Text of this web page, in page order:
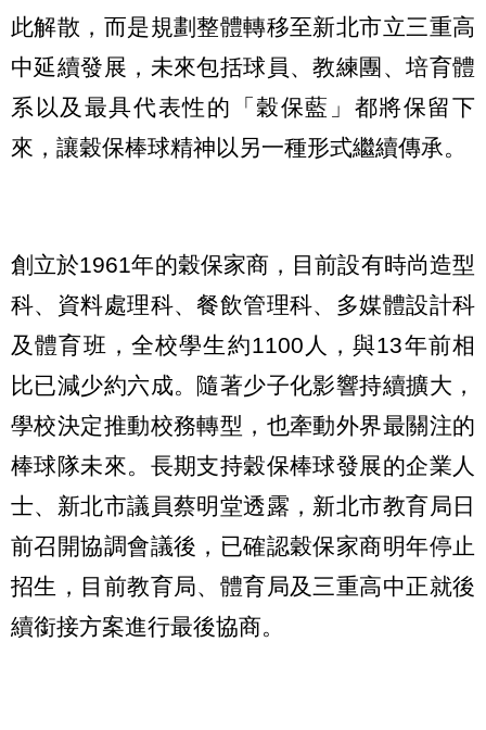
此解散，而是規劃整體轉移至新北市立三重高
中延續發展，未來包括球員、教練團、培育體
系以及最具代表性的「穀保藍」都將保留下
來，讓穀保棒球精神以另一種形式繼續傳承。
創立於1961年的穀保家商，目前設有時尚造型
科、資料處理科、餐飲管理科、多媒體設計科
及體育班，全校學生約1100人，與13年前相
比已減少約六成。隨著少子化影響持續擴大，
學校決定推動校務轉型，也牽動外界最關注的
棒球隊未來。長期支持穀保棒球發展的企業人
士、新北市議員蔡明堂透露，新北市教育局日
前召開協調會議後，已確認穀保家商明年停止
招生，目前教育局、體育局及三重高中正就後
續銜接方案進行最後協商。